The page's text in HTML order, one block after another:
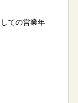
ての営業年